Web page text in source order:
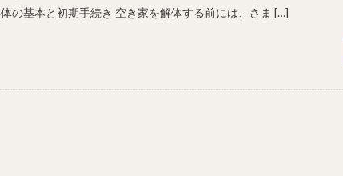
の基本と初期手続き 空き家を解体する前には、さま […]